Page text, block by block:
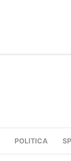
POLITICA